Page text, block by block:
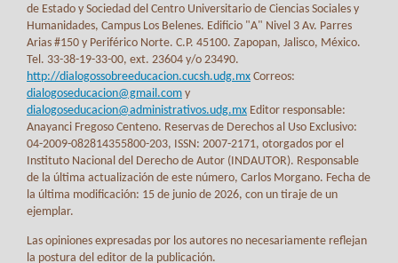
de Estado y Sociedad del Centro Universitario de Ciencias Sociales y
Humanidades, Campus Los Belenes. Edificio "A" Nivel 3 Av. Parres
Arias #150 y Periférico Norte. C.P. 45100. Zapopan, Jalisco, México.
Tel. 33-38-19-33-00, ext. 23604 y/o 23490.
http://dialogossobreeducacion.cucsh.udg.mx Correos:
dialogoseducacion@gmail.com y
dialogoseducacion@administrativos.udg.mx Editor responsable:
Anayanci Fregoso Centeno. Reservas de Derechos al Uso Exclusivo:
04-2009-082814355800-203, ISSN: 2007-2171, otorgados por el
Instituto Nacional del Derecho de Autor (INDAUTOR). Responsable
de la última actualización de este número, Carlos Morgano. Fecha de
la última modificación: 15 de junio de 2026, con un tiraje de un
ejemplar.
Las opiniones expresadas por los autores no necesariamente reflejan
la postura del editor de la publicación.